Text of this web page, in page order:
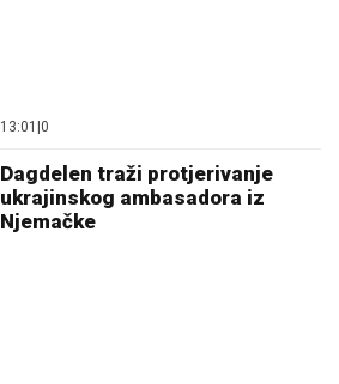
13:01 |0
Dagdelen traži protjerivanje
ukrajinskog ambasadora iz
Njemačke